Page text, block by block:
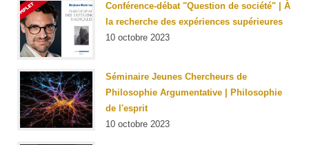
Conférence-débat "Question de société" | À
la recherche des expériences supérieures
10 octobre 2023
Séminaire Jeunes Chercheurs de
Philosophie Argumentative | Philosophie
de l'esprit
10 octobre 2023